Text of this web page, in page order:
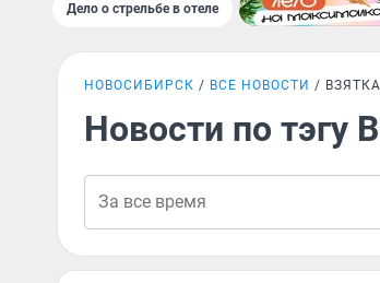
Дело о стрельбе в отеле
НОВОСИБИРСК ВСЕ НОВОСТИ
Новости по тэгу